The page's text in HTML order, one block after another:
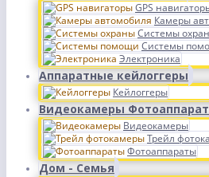
GPS
Камеры
Системы
Системы
Электроника
Аппаратные кейлоггеры
Кейлоггеры
Видеокамеры
Видеокамеры
Трейл
Фотоаппараты
Дом - Семья